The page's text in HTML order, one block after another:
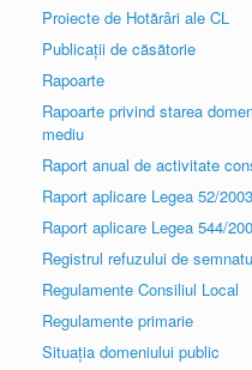
Proiecte de Hotărâri ale CL
Publicații de căsătorie
Rapoarte
Rapoarte privind starea
mediu
Raport anual de activitate
Raport aplicare Legea 52/2003
Raport aplicare Legea 544/
Registrul refuzului de
Regulamente Consiliul Local
Regulamente primarie
Situația domeniului public